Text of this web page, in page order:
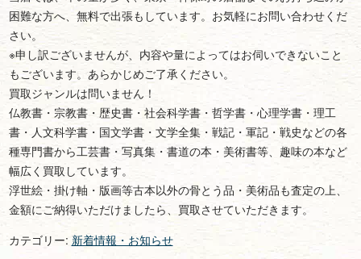
困難な方へ、無料で出張もしています。お気軽にお問い合わせくだ
さい。
※申し訳ございませんが、内容や量によってはお伺いできないこと
もございます。あらかじめご了承ください。
買取ジャンルは問いません！
仏教書・宗教書・歴史書・社会科学書・哲学書・心理学書・理工
書・人文科学書・国文学書・文学全集・戦記・軍記・戦史などの各
種専門書から工芸書・写真集・書道の本・美術書等、趣味の本など
幅広く買取しています。
浮世絵・掛け軸・版画等古本以外の骨とう品・美術品も査定の上、
金額にご納得いただけましたら、買取させていただきます。
カテゴリー: 新着情報・お知らせ